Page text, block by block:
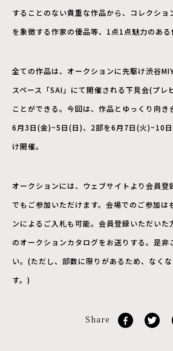
することのない貴重な作品から、コレクショ
を象徴する作家の優品等、1点1点魅力のある
全ての作品は、オークションに先駆け渋谷
スペース「SAI」にて開催される下見会(プレ
ことができる。今回は、作品とゆっくり向
6月3日(金)~5日(日)、2部を6月7日(火)~10
け開催。
オークションには、ウェブサイトより会員登
でもご参加いただけます。会場でのご参加は
ンによるご入札も可能。会員登録いただいた
のオークションカタログをお送りする。是非
い。(ただし、部数に限りがあるため、なく
す。)
Share